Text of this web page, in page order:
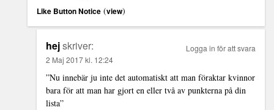
Like Button Notice (view)
hejskriver:
2 Maj 2017 kl. 12:24
”Nu innebär ju inte det automatiskt att man föraktar kvinnor
bara för att man har gjort en eller två av punkterna på din
lista”
Logga in för att svara